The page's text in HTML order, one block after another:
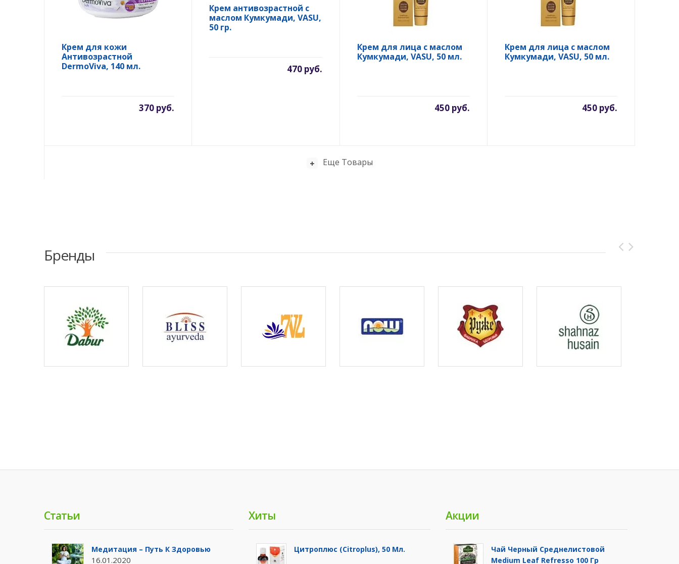
Крем для кожи
Антивозрастной
DermoViva, 140 мл.
370 руб.
Крем антивозрастной с
маслом Кумкумади, VASU,
50 гр.
470 руб.
Крем для лица с маслом
Кумкумади, VASU, 50 мл.
450 руб.
Крем для лица с маслом
Кумкумади, VASU, 50 мл.
450 руб.
Еще Товары
Бренды
Статьи
Медитация – Путь К Здоровью
16.01.2020
Хиты
Цитроплюс (Citroplus), 50 Мл.
Акции
Чай Черный Среднелистовой
Medium Leaf Refresso 100 Гр